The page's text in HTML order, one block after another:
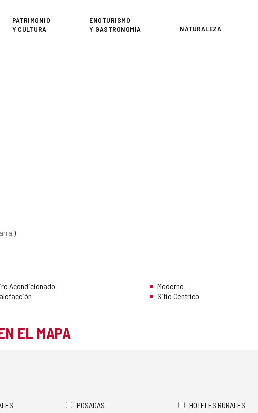
Superior
PATRIMONIO
Y CULTURA
ENOTURISMO
Y GASTRONOMÍA
NATURALEZA
Acondicionado
Moderno
Sitio Céntrico
EL MAPA
POSADAS
HOTELES RURALES